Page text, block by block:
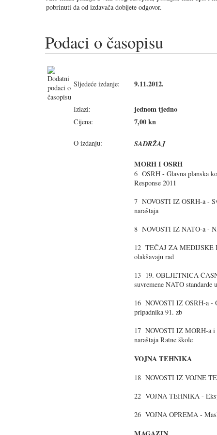
pobrinuti da od izdavača dobijete odgovor.
Podaci o časopisu
Sljedeće izdanje: 9.11.2012.
Izlazi: jednom tjedno
Cijena: 7,00 kn
O izdanju:
SADRŽAJ
MORH I OSRH
6 OSRH - Glavna planska
Response 2011
7 NOVOSTI IZ OSRH-a -
naraštaja
8 NOVOSTI IZ NATO-a -
12 TEČAJ ZA MEDIJSKE
olakšavaju rad
13 19. OBLJETNICA
suvremene NATO standarde
16 NOVOSTI IZ OSRH-a -
pripadnika 91. zb
17 NOVOSTI IZ MORH-a i
naraštaja Ratne škole
VOJNA TEHNIKA
18 NOVOSTI IZ VOJNE
22 VOJNA TEHNIKA -
26 VOJNA OPREMA -